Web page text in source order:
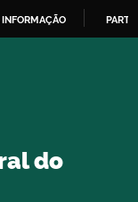
do